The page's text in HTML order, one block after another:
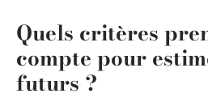
Quels critères
compte pour
futurs ?